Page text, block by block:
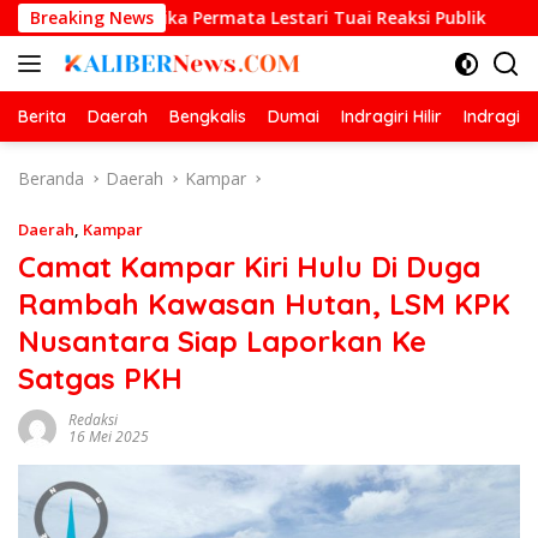
Langsung
ke
konten
Breaking News
Permata Lestari Tuai Reaksi Publik Prestasi
Berita Daerah Bengkalis Dumai Indragiri Hilir Indragiri
Beranda Daerah Kampar
Daerah, Kampar
‎Camat Kampar Kiri Hulu Di Duga
Rambah Kawasan Hutan, LSM KPK
Nusantara Siap Laporkan Ke
Satgas PKH
Redaksi
16 Mei 2025